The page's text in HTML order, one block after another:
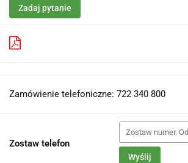
Zadaj pytanie
Zamówienie telefoniczne: 722 340 800
Zostaw telefon
Wyślij